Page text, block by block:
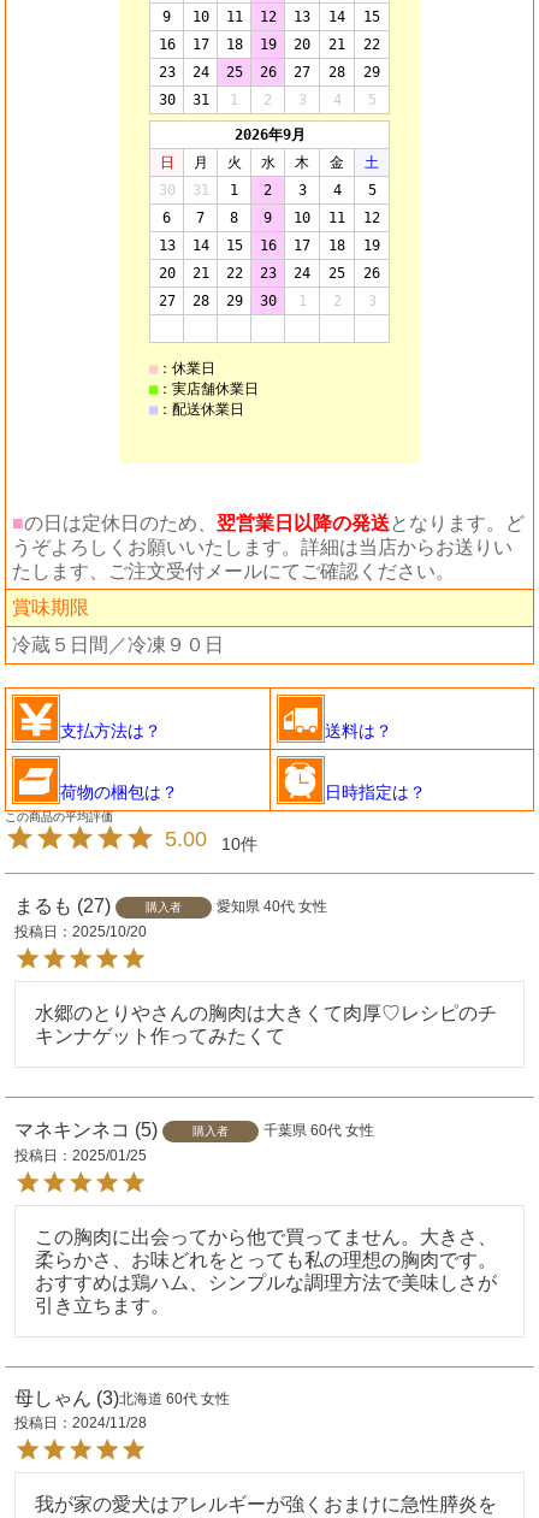
■の日は定休日のため、 翌営業日以降の発送 となります。ど
うぞよろしくお願いいたします。詳細は当店からお送りい
たします、ご注文受付メールにてご確認ください。
賞味期限
冷蔵５日間／冷凍９０日
支払方法は？ 送料は？
荷物の梱包は？ 日時指定は？
5.00 10
まるも 27 購入者 愛知県 40代 女性
投稿日
2025/10/20
水郷のとりやさんの胸肉は大きくて肉厚♡レシピのチ
キンナゲット作ってみたくて
マネキンネコ 5 購入者 千葉県 60代 女性
投稿日
2025/01/25
この胸肉に出会ってから他で買ってません。大きさ、
柔らかさ、お味どれをとっても私の理想の胸肉です。
おすすめは鶏ハム、シンプルな調理方法で美味しさが
母しゃん 3 北海道 60代 女性
投稿日
2024/11/28
我が家の愛犬はアレルギーが強くおまけに急性膵炎を